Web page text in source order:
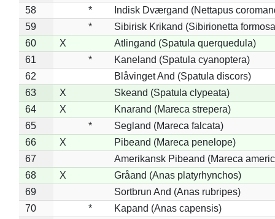
58
*
Indisk Dværgand (Nettapus
59
*
Sibirisk Krikand (Sibirionetta
60
X
Atlingand (Spatula querquedula)
61
*
Kaneland (Spatula cyanoptera)
62
Blåvinget And (Spatula discors)
63
X
Skeand (Spatula clypeata)
64
X
Knarand (Mareca strepera)
65
*
Segland (Mareca falcata)
66
X
Pibeand (Mareca penelope)
67
Amerikansk Pibeand (Mareca
68
X
Gråand (Anas platyrhynchos)
69
Sortbrun And (Anas rubripes)
70
*
Kapand (Anas capensis)